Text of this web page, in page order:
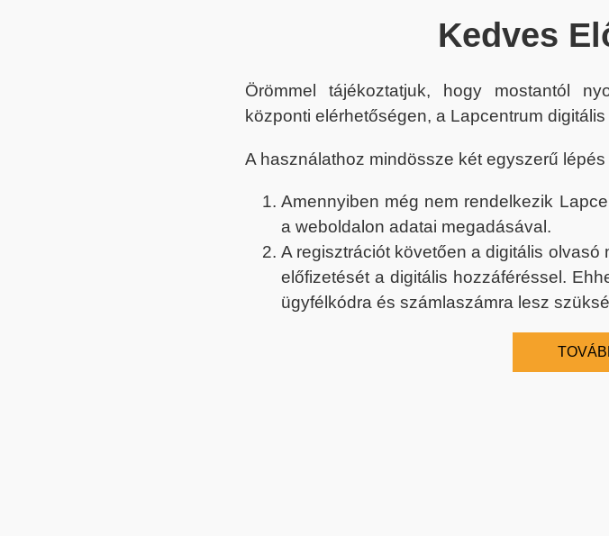
Kedves
Örömmel tájékoztatjuk, hogy mostantól
központi elérhetőségen, a Lapcentrum
A használathoz mindössze két egyszerű
Amennyiben még nem rendelkezik
a weboldalon adatai megadásával.
A regisztrációt követően a digitális
előfizetését a digitális hozzáféréssel.
ügyfélkódra és számlaszámra lesz